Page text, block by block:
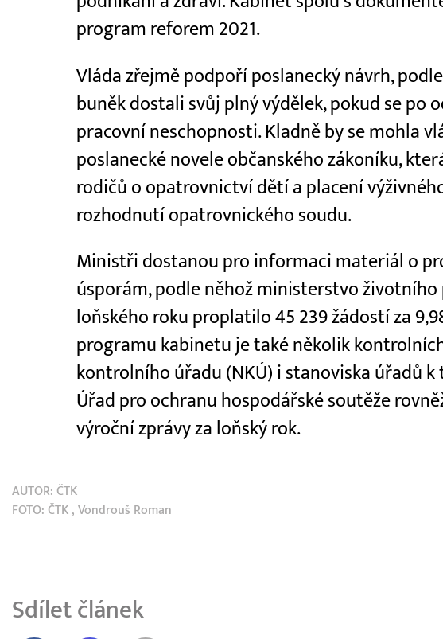
program reforem 2021.
Vláda zřejmě podpoří poslanecký návrh,
buněk dostali svůj plný výdělek, pokud se po
pracovní neschopnosti. Kladně by se mohla
poslanecké novele občanského zákoníku,
rodičů o opatrovnictví dětí a placení
rozhodnutí opatrovnického soudu.
Ministři dostanou pro informaci materiál o
úsporám, podle něhož ministerstvo
loňského roku proplatilo 45 239 žádostí za
programu kabinetu je také několik
kontrolního úřadu (NKÚ) i stanoviska úřadů k
Úřad pro ochranu hospodářské soutěže
výroční zprávy za loňský rok.
AUTOR: ČTK
FOTO: ČTK , Vondrouš Roman
Sdílet článek